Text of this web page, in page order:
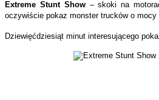
Extreme Stunt Show– skoki na
oczywiście pokaz monster trucków o
Dziewięćdziesiąt minut interesującego